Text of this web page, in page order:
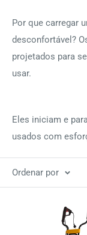
Por que carregar
desconfortável?
projetados para
usar.
Eles iniciam e
usados ​​com
Ordenar por